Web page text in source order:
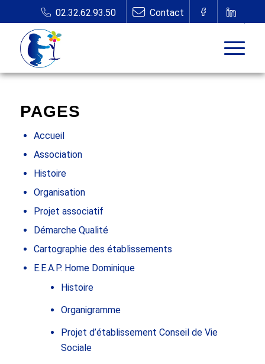
PAGES
Accueil
Association
Histoire
Organisation
Projet associatif
Démarche Qualité
Cartographie des établissements
E.E.A.P. Home Dominique
Histoire
Organigramme
Projet d’établissement Conseil de Vie
Sociale